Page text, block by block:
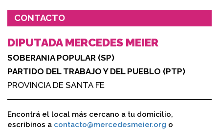
CONTACTO
DIPUTADA MERCEDES MEIER
SOBERANIA POPULAR (SP)
PARTIDO DEL TRABAJO Y DEL PUEBLO (PTP)
PROVINCIA DE SANTA FE
Encontrá el local más cercano a tu domicilio,
escribinos a contacto@mercedesmeier.org o